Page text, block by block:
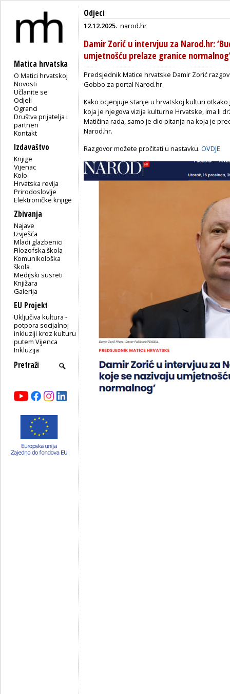
Matica hrvatska
O Matici hrvatskoj
Novosti
Učlanite se
Odjeli
Ogranci
Društva prijatelja i
partneri
Kontakt
Izdavaštvo
Knjige
Vijenac
Kolo
Hrvatska revija
Prirodoslovlje
Elektroničke knjige
Zbivanja
Najave
Izvješća
Mladi glazbenici
Filozofska škola
Komunikološka
škola
Medijski susreti
Knjižara
Galerija
EU Projekt
Uključiva kultura -
potpora socijalnoj
inkluziji kroz kulturu
putem Vijenca
Inkluzija
Odjeci
12.12.2025. narod.hr
Damir Zorić u intervjuu za Narod.hr:
umjetnošću prelaze granice
Predsjednik Matice hrvatske Damir Zorić
Gobbo za portal Narod.hr.
Kako ocjenjuje stanje u hrvatskoj kulturi
koja je njegova vizija kulturne Hrvatske, ima li
Matičina rada, samo je dio pitanja na koja je
Narod.hr.
Razgovor možete pročitati u nastavku. OVDJE